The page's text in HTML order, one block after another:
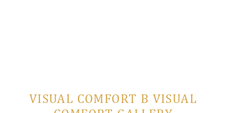
VISUAL COMFORT В VISUAL